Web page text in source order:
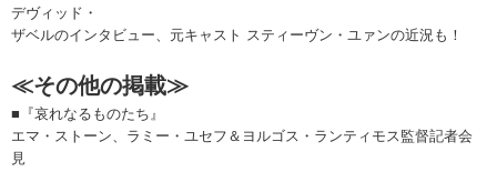
デヴィッド・
ザベルのインタビュー、元キャスト スティーヴン・ユァンの近況も！
≪その他の掲載≫
■『哀れなるものたち』
エマ・ストーン、ラミー・ユセフ＆ヨルゴス・ランティモス監督記者会
見